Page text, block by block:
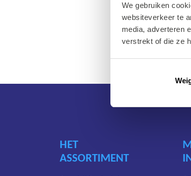
We gebruiken
websiteverkeer te
media, adverteren
verstrekt of die ze
HET
ASSORTIMENT